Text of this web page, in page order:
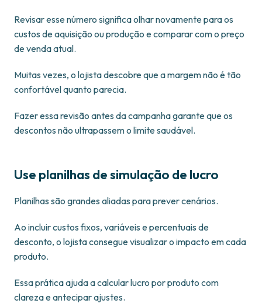
Revisar esse número significa olhar novamente para os
custos de aquisição ou produção e comparar com o preço
de venda atual.
Muitas vezes, o lojista descobre que a margem não é tão
confortável quanto parecia.
Fazer essa revisão antes da campanha garante que os
descontos não ultrapassem o limite saudável.
Use planilhas de simulação de lucro
Planilhas são grandes aliadas para prever cenários.
Ao incluir custos fixos, variáveis e percentuais de
desconto, o lojista consegue visualizar o impacto em cada
produto.
Essa prática ajuda a calcular lucro por produto com
clareza e antecipar ajustes.